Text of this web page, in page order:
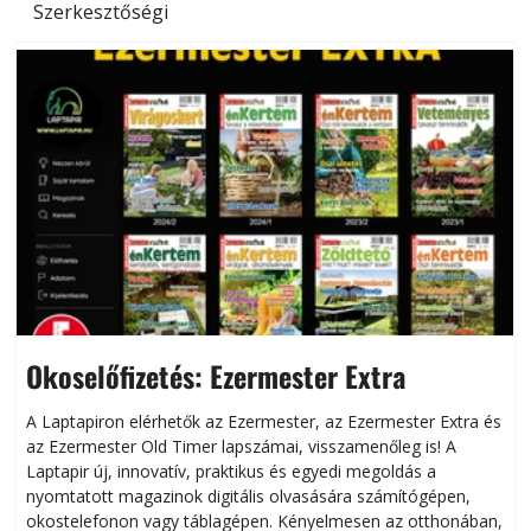
Szerkesztőségi
Okoselőfizetés: Ezermester Extra
A Laptapiron elérhetők az Ezermester, az Ezermester Extra és
az Ezermester Old Timer lapszámai, visszamenőleg is! A
Laptapir új, innovatív, praktikus és egyedi megoldás a
nyomtatott magazinok digitális olvasására számítógépen,
okostelefonon vagy táblagépen. Kényelmesen az otthonában,